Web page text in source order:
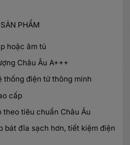
PHẨM
hoặc âm tủ
Châu Âu A+++
thống điện tử thông minh
cấp
theo tiêu chuẩn Châu Âu
bát đĩa sạch hơn, tiết kiệm điện